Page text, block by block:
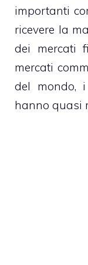
importanti
ricevere la
dei mercati
mercati
del mondo,
hanno quasi